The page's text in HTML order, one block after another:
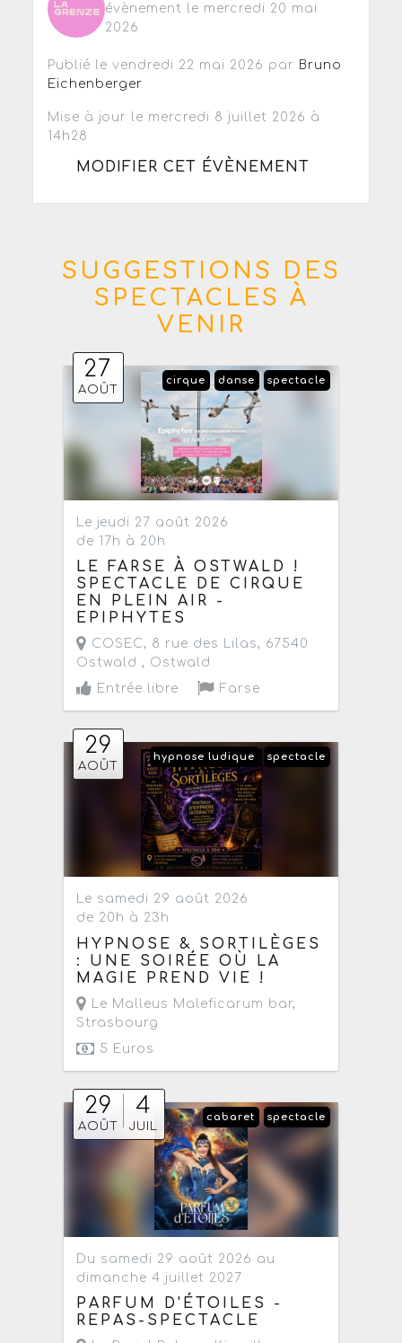
évènement le mercredi 20 mai
2026
Publié le vendredi 22 mai 2026 par Bruno
Eichenberger
Mise à jour le mercredi 8 juillet 2026 à
14h28
MODIFIER CET ÉVÈNEMENT
SUGGESTIONS DES
SPECTACLES À
VENIR
27
AOÛT
spectacle
danse
cirque
Le jeudi 27 août 2026
de 17h à 20h
LE FARSE À OSTWALD !
SPECTACLE DE CIRQUE
EN PLEIN AIR -
EPIPHYTES
COSEC, 8 rue des Lilas, 67540
Ostwald , Ostwald
Entrée libre
Farse
29
AOÛT
spectacle
hypnose ludique
Le samedi 29 août 2026
de 20h à 23h
HYPNOSE & SORTILÈGES
: UNE SOIRÉE OÙ LA
MAGIE PREND VIE !
Le Malleus Maleficarum bar,
Strasbourg
5 Euros
29
AOÛT
4
JUIL
spectacle
cabaret
Du samedi 29 août 2026 au
dimanche 4 juillet 2027
PARFUM D'ÉTOILES -
REPAS-SPECTACLE